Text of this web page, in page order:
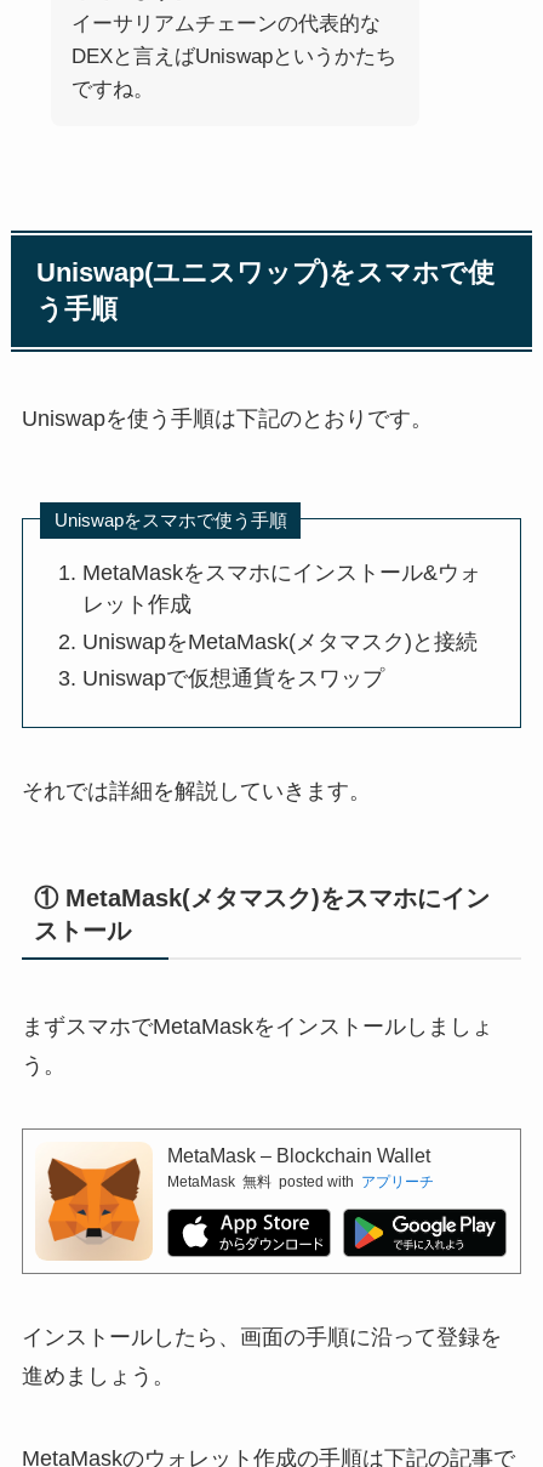
イーサリアムチェーンの代表的な
DEXと言えばUniswapというかたち
ですね。
Uniswap(ユニスワップ)をスマホで使
う手順
Uniswapを使う手順は下記のとおりです。
Uniswapをスマホで使う手順
MetaMaskをスマホにインストール&ウォ
レット作成
UniswapをMetaMask(メタマスク)と接続
Uniswapで仮想通貨をスワップ
それでは詳細を解説していきます。
① MetaMask(メタマスク)をスマホにイン
ストール
まずスマホでMetaMaskをインストールしましょ
う。
MetaMask – Blockchain Wallet
MetaMask 無料 posted with アプリーチ
インストールしたら、画面の手順に沿って登録を
進めましょう。
MetaMaskのウォレット作成の手順は下記の記事で